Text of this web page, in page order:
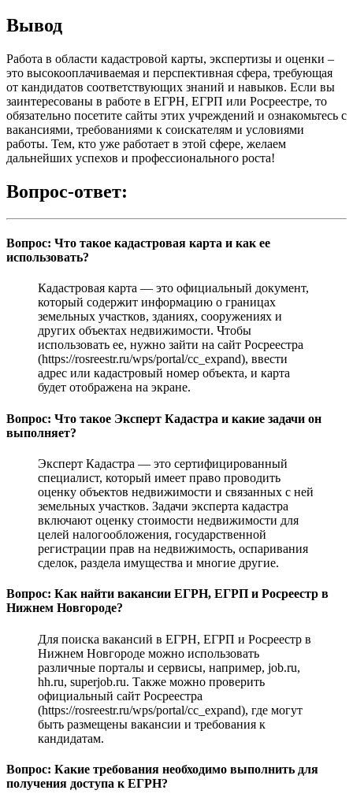
Вывод
Работа в области кадастровой карты, экспертизы и оценки –
это высокооплачиваемая и перспективная сфера, требующая
от кандидатов соответствующих знаний и навыков. Если вы
заинтересованы в работе в ЕГРН, ЕГРП или Росреестре, то
обязательно посетите сайты этих учреждений и ознакомьтесь с
вакансиями, требованиями к соискателям и условиями
работы. Тем, кто уже работает в этой сфере, желаем
дальнейших успехов и профессионального роста!
Вопрос-ответ:
Вопрос: Что такое кадастровая карта и как ее
использовать?
Кадастровая карта — это официальный документ,
который содержит информацию о границах
земельных участков, зданиях, сооружениях и
других объектах недвижимости. Чтобы
использовать ее, нужно зайти на сайт Росреестра
(https://rosreestr.ru/wps/portal/cc_expand), ввести
адрес или кадастровый номер объекта, и карта
будет отображена на экране.
Вопрос: Что такое Эксперт Кадастра и какие задачи он
выполняет?
Эксперт Кадастра — это сертифицированный
специалист, который имеет право проводить
оценку объектов недвижимости и связанных с ней
земельных участков. Задачи эксперта кадастра
включают оценку стоимости недвижимости для
целей налогообложения, государственной
регистрации прав на недвижимость, оспаривания
сделок, раздела имущества и многие другие.
Вопрос: Как найти вакансии ЕГРН, ЕГРП и Росреестр в
Нижнем Новгороде?
Для поиска вакансий в ЕГРН, ЕГРП и Росреестр в
Нижнем Новгороде можно использовать
различные порталы и сервисы, например, job.ru,
hh.ru, superjob.ru. Также можно проверить
официальный сайт Росреестра
(https://rosreestr.ru/wps/portal/cc_expand), где могут
быть размещены вакансии и требования к
кандидатам.
Вопрос: Какие требования необходимо выполнить для
получения доступа к ЕГРН?